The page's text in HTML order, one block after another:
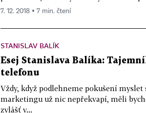
7. 12. 2018 ▪ 7 min. čtení
STANISLAV BALÍK
Esej Stanislava Balíka:
telefonu
Vždy, když podlehneme pokušení
marketingu už nic nepřekvapí, měli
zvlášť v...